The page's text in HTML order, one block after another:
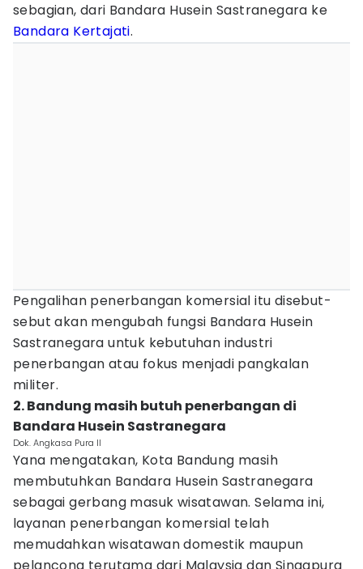
sebagian, dari Bandara Husein Sastranegara ke
Bandara Kertajati.
Pengalihan penerbangan komersial itu disebut-
sebut akan mengubah fungsi Bandara Husein
Sastranegara untuk kebutuhan industri
penerbangan atau fokus menjadi pangkalan
militer.
2. Bandung masih butuh penerbangan di
Bandara Husein Sastranegara
Dok. Angkasa Pura II
Yana mengatakan, Kota Bandung masih
membutuhkan Bandara Husein Sastranegara
sebagai gerbang masuk wisatawan. Selama ini,
layanan penerbangan komersial telah
memudahkan wisatawan domestik maupun